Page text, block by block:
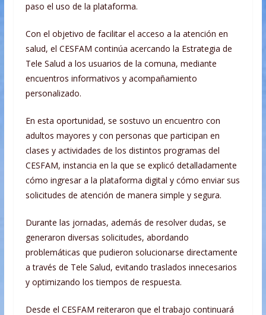
paso el uso de la plataforma.
Con el objetivo de facilitar el acceso a la atención en
salud, el CESFAM continúa acercando la Estrategia de
Tele Salud a los usuarios de la comuna, mediante
encuentros informativos y acompañamiento
personalizado.
En esta oportunidad, se sostuvo un encuentro con
adultos mayores y con personas que participan en
clases y actividades de los distintos programas del
CESFAM, instancia en la que se explicó detalladamente
cómo ingresar a la plataforma digital y cómo enviar sus
solicitudes de atención de manera simple y segura.
Durante las jornadas, además de resolver dudas, se
generaron diversas solicitudes, abordando
problemáticas que pudieron solucionarse directamente
a través de Tele Salud, evitando traslados innecesarios
y optimizando los tiempos de respuesta.
Desde el CESFAM reiteraron que el trabajo continuará